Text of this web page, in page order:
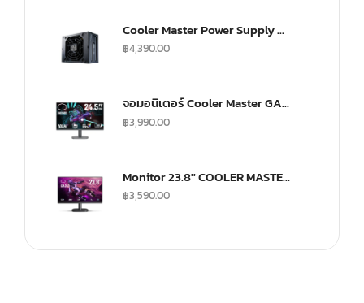
Cooler Master Power Supply V SFX 750Watt Fully Modular A/EU Cable Gold
฿4,390.00
จอมอนิเตอร์ Cooler Master GA2501 Gaming Monitor (IPS 100Hz)
฿3,990.00
Monitor 23.8'' COOLER MASTER GA241
฿3,590.00